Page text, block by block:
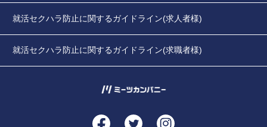
就活セクハラ防止に関するガイドライン(求人者様)
就活セクハラ防止に関するガイドライン(求職者様)